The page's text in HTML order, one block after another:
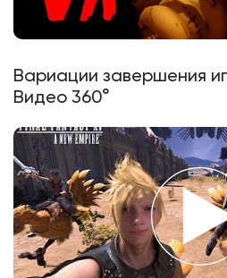
Вариации завершения
Видео 360°